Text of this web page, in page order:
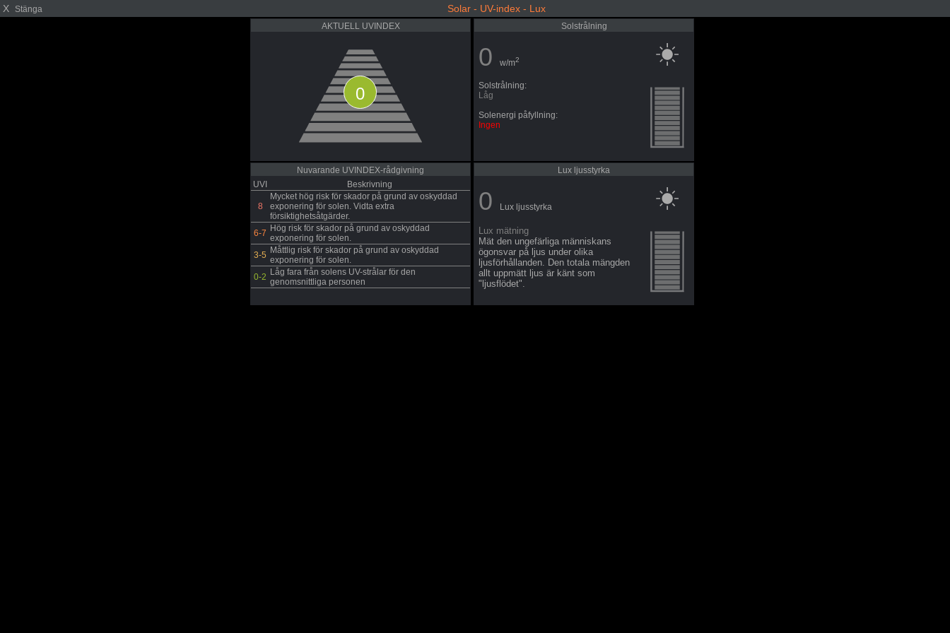
X Stänga Solar - UV-index - Lux
AKTUELL UVINDEX
0
Solstrålning
0 w/m2
Solstrålning:
Låg
Solenergi påfyllning:
Ingen
Nuvarande UVINDEX-rådgivning
UVI
Beskrivning
8
Mycket hög risk för skador på grund av oskyddad
exponering för solen. Vidta extra
försiktighetsåtgärder.
6-7 Hög risk för skador på grund av oskyddad
exponering för solen.
3-5 Måttlig risk för skador på grund av oskyddad
exponering för solen.
0-2 Låg fara från solens UV-strålar för den
genomsnittliga personen
Lux ljusstyrka
0 Lux ljusstyrka
Lux mätning
Mät den ungefärliga människans
ögonsvar på ljus under olika
ljusförhållanden. Den totala mängden
allt uppmätt ljus är känt som
"ljusflödet".